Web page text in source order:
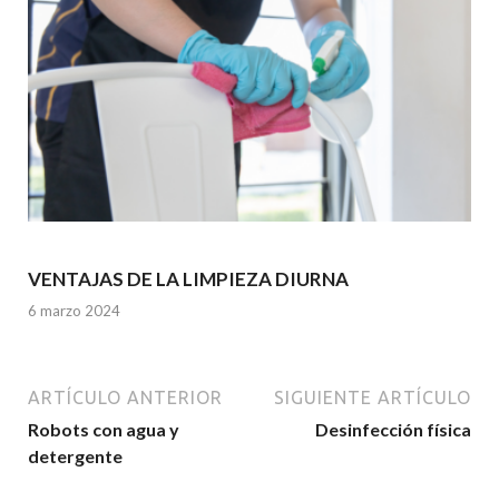
VENTAJAS DE LA LIMPIEZA DIURNA
6 marzo 2024
ARTÍCULO ANTERIOR
Robots con agua y
detergente
SIGUIENTE ARTÍCULO
Desinfección física